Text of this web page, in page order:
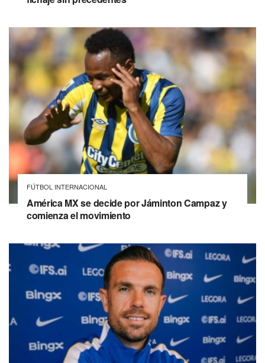
FÚTBOL INTERNACIONAL
América MX se decide por Jáminton Campaz y
comienza el movimiento